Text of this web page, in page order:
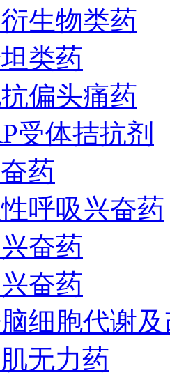
生物类药
类药
偏头痛药
受体拮抗剂
药
呼吸兴奋药
奋药
奋药
细胞代谢
无力药